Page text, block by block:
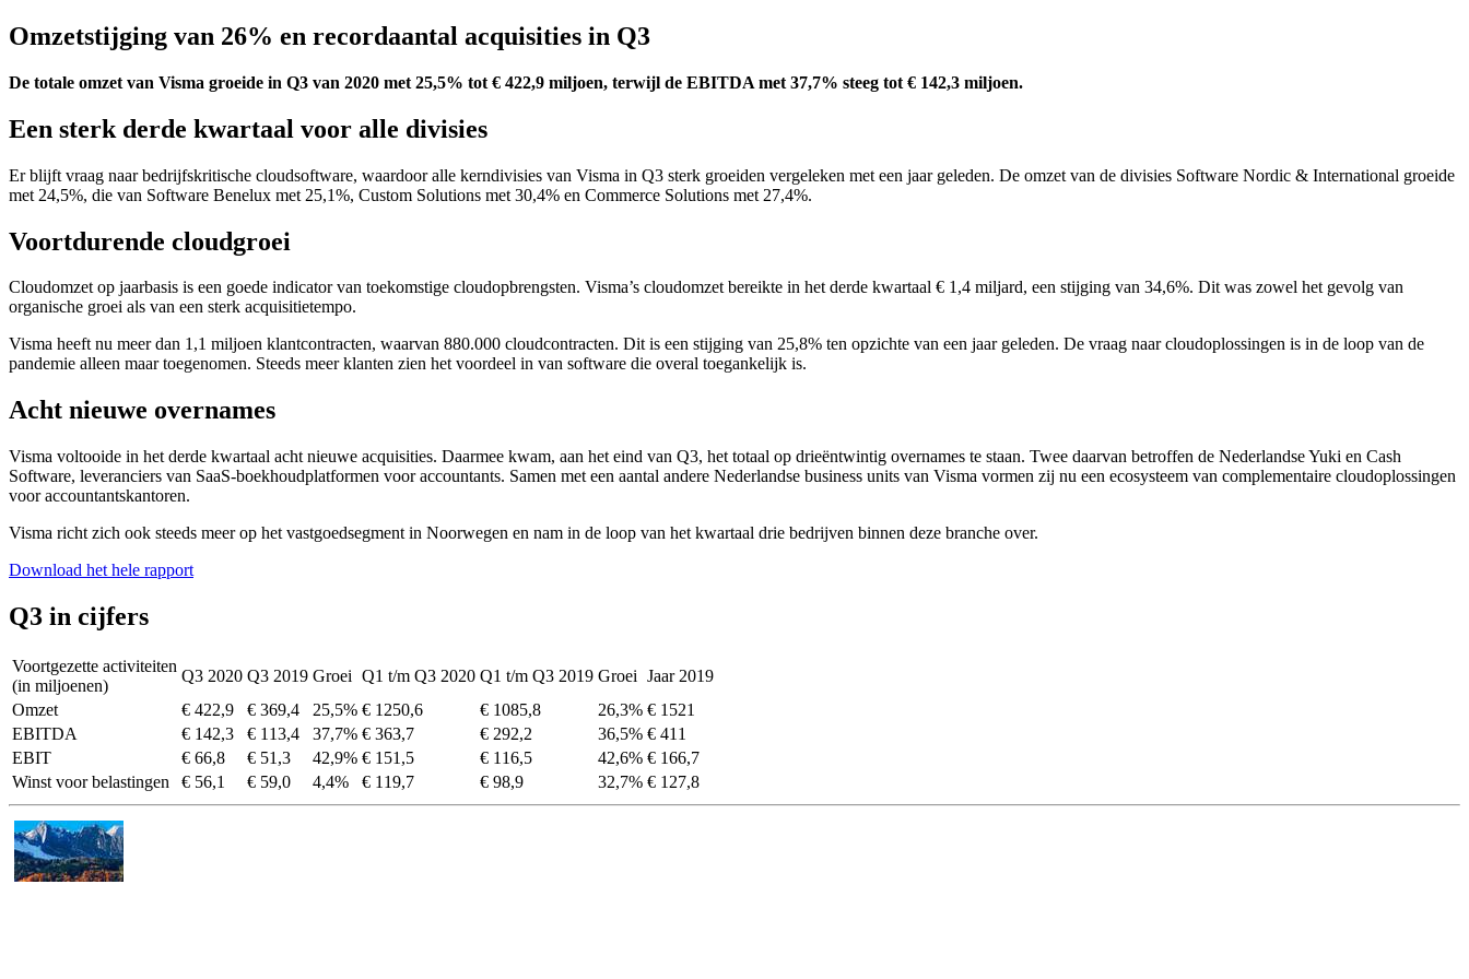
Omzetstijging van 26% en recordaantal acquisities in Q3
De totale omzet van Visma groeide in Q3 van 2020 met 25,5% tot € 422,9 miljoen, terwijl de EBITDA met 37,7% steeg tot € 142,3 miljoen.
Een sterk derde kwartaal voor alle divisies
Er blijft vraag naar bedrijfskritische cloudsoftware, waardoor alle kerndivisies van Visma in Q3 sterk groeiden vergeleken met een jaar geleden. De omzet van de divisies Software Nordic & International groeide
met 24,5%, die van Software Benelux met 25,1%, Custom Solutions met 30,4% en Commerce Solutions met 27,4%.
Voortdurende cloudgroei
Cloudomzet op jaarbasis is een goede indicator van toekomstige cloudopbrengsten. Visma’s cloudomzet bereikte in het derde kwartaal € 1,4 miljard, een stijging van 34,6%. Dit was zowel het gevolg van
organische groei als van een sterk acquisitietempo.
Visma heeft nu meer dan 1,1 miljoen klantcontracten, waarvan 880.000 cloudcontracten. Dit is een stijging van 25,8% ten opzichte van een jaar geleden. De vraag naar cloudoplossingen is in de loop van de
pandemie alleen maar toegenomen. Steeds meer klanten zien het voordeel in van software die overal toegankelijk is.
Acht nieuwe overnames
Visma voltooide in het derde kwartaal acht nieuwe acquisities. Daarmee kwam, aan het eind van Q3, het totaal op drieëntwintig overnames te staan. Twee daarvan betroffen de Nederlandse Yuki en Cash
Software, leveranciers van SaaS-boekhoudplatformen voor accountants. Samen met een aantal andere Nederlandse business units van Visma vormen zij nu een ecosysteem van complementaire cloudoplossingen
voor accountantskantoren.
Visma richt zich ook steeds meer op het vastgoedsegment in Noorwegen en nam in de loop van het kwartaal drie bedrijven binnen deze branche over.
Download het hele rapport
Q3 in cijfers
Voortgezette activiteiten
(in miljoenen)
Q3 2020 Q3 2019 Groei Q1 t/m Q3 2020 Q1 t/m Q3 2019 Groei Jaar 2019
Omzet
€ 422,9 € 369,4 25,5% € 1250,6 € 1085,8 26,3% € 1521
EBITDA
€ 142,3 € 113,4 37,7% € 363,7 € 292,2 36,5% € 411
EBIT
€ 66,8 € 51,3 42,9% € 151,5 € 116,5 42,6% € 166,7
Winst voor belastingen
€ 56,1 € 59,0 4,4% € 119,7 € 98,9 32,7% € 127,8